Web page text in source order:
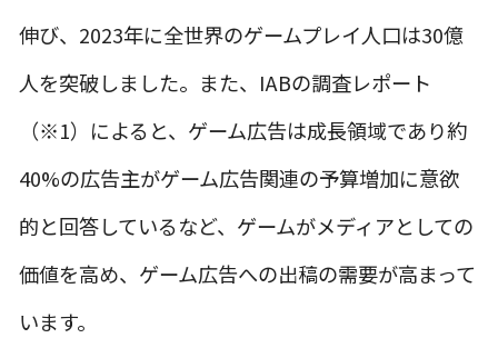
伸び、2023年に全世界のゲームプレイ人口は30億
人を突破しました。また、IABの調査レポート
（※1）によると、ゲーム広告は成長領域であり約
40%の広告主がゲーム広告関連の予算増加に意欲
的と回答しているなど、ゲームがメディアとしての
価値を高め、ゲーム広告への出稿の需要が高まって
います。